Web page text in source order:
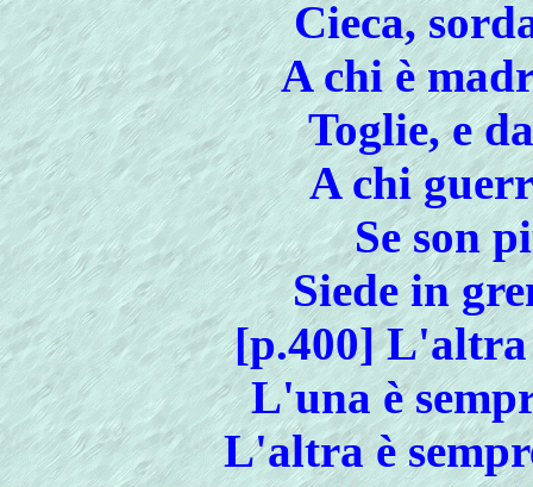
Cieca,
A chi è
Toglie, e
A chi
Se son
Siede in
[p.400] L'altra
L'una è
L'altra è